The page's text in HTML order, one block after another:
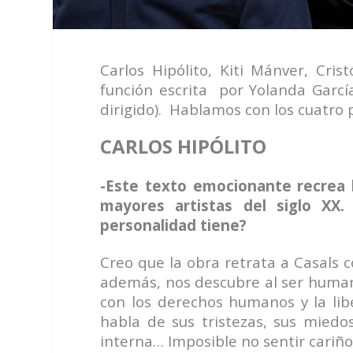
Carlos Hipólito, Kiti Mánver,
función escrita por Yolanda
dirigido). Hablamos con los cuatro
CARLOS HIPÓLITO
-Este texto emocionante recrea
mayores artistas del siglo XX.
personalidad tiene?
Creo que la obra retrata a Casals
además, nos descubre al ser
con los derechos humanos y la
habla de sus tristezas, sus
interna… Imposible no sentir